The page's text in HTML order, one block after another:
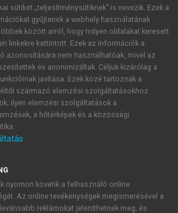
hozzáférés
sütiket „teljesítménysütiknek” is nevezik. Ezek a
gyűjtenek a webhely használatának
között arról, hogy milyen oldalakat keresett
linkekre kattintott. Ezek az információk a
azonosítására nem használhatóak, mivel az
és anonimizáltak. Céljuk kizárólag a
javítása. Ezek közé tartoznak a
származó elemzési szolgáltatásokhoz
ilyen elemzési szolgáltatások a
a hőtérképek és a közösségi
nyomon követik a felhasználó online
Az online tevékenységek megismerésével a
reklámokat jeleníthetnek meg, és